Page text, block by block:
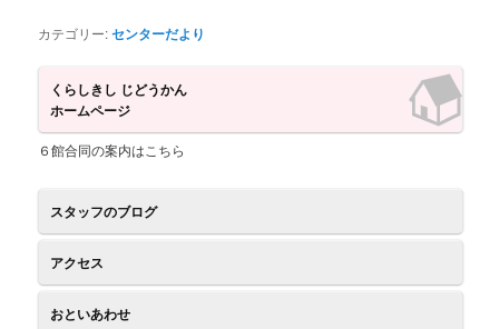
ン
へ
動
ツ
移
カテゴリー:センターだより
くらしきし じどうかん
ホームページ
６館合同の案内はこちら
スタッフのブログ
アクセス
おといあわせ